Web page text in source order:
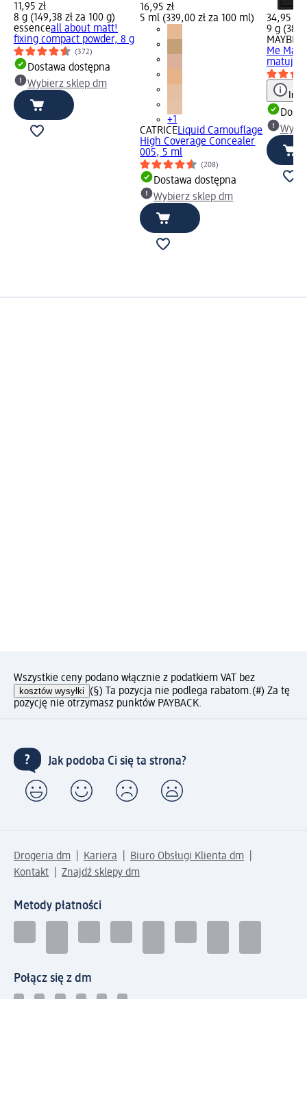
11,95 zł
8 g (149,38 zł za 100 g)
essenceall about matt!
fixing compact powder, 8 g
(372)
Dostawa dostępna
Wybierz sklep dm
16,95 zł
5 ml (339,00 zł za 100 ml)
+1
CATRICELiquid Camouflage
High Coverage Concealer
005, 5 ml
(208)
Dostawa dostępna
Wybierz sklep dm
34,95 zł
9 g
Me
Wszystkie ceny podano włącznie z podatkiem VAT bez
kosztów wysyłki (§) Ta pozycja nie podlega rabatom.(#) Za tę
pozycję nie otrzymasz punktów PAYBACK.
Jak podoba Ci się ta strona?
Drogeria dm Kariera
Biuro Obsługi Klienta dm
Kontakt
Znajdź sklepy dm
Metody płatności
Połącz się z dm